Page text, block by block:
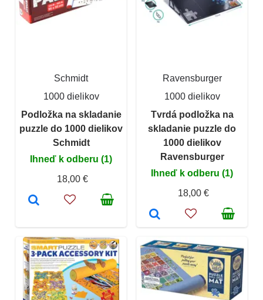
Schmidt
1000 dielikov
Podložka na skladanie
puzzle do 1000 dielikov
Schmidt
Ihneď k odberu (1)
18,00 €
Ravensburger
1000 dielikov
Tvrdá podložka na
skladanie puzzle do
1000 dielikov
Ravensburger
Ihneď k odberu (1)
18,00 €